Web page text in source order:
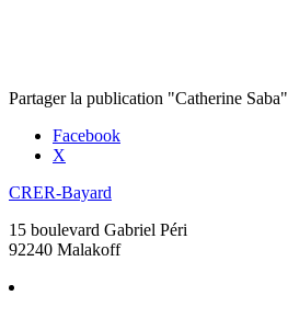
Partager la publication "Catherine Saba"
Facebook
X
CRER-Bayard
15 boulevard Gabriel Péri
92240 Malakoff